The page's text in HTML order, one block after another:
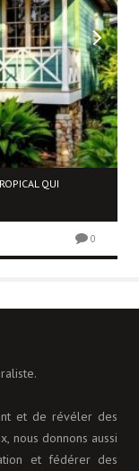
QUI
0
et de révéler des
nous donnons aussi
et fédérer des